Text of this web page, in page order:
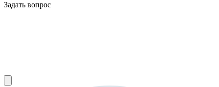
Задать вопрос